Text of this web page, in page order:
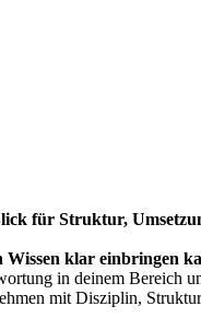
für Struktur,
Wissen klar einbringen
in deinem
mit Disziplin,